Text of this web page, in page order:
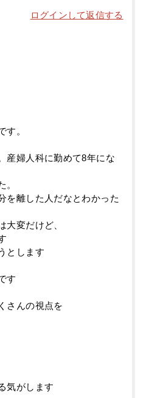
ログインして返信する
す。
産婦人科に勤めて8年にな
。
を離した人だなとわかった
大変だけど、
とします
す
さんの視点を
気がします